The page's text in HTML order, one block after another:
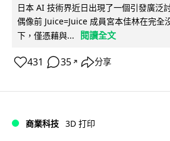
日本 AI 技術界近日出現了一個引發廣泛
偶像前 Juice=Juice 成員宮本佳林在完全
下，僅憑藉與...
閱讀全文
431 35 ↗ 分享
商業科技 3D 打印